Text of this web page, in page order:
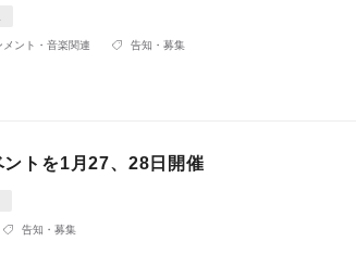
メント・音楽関連 告知・募集
トを1月27、28日開催
告知・募集